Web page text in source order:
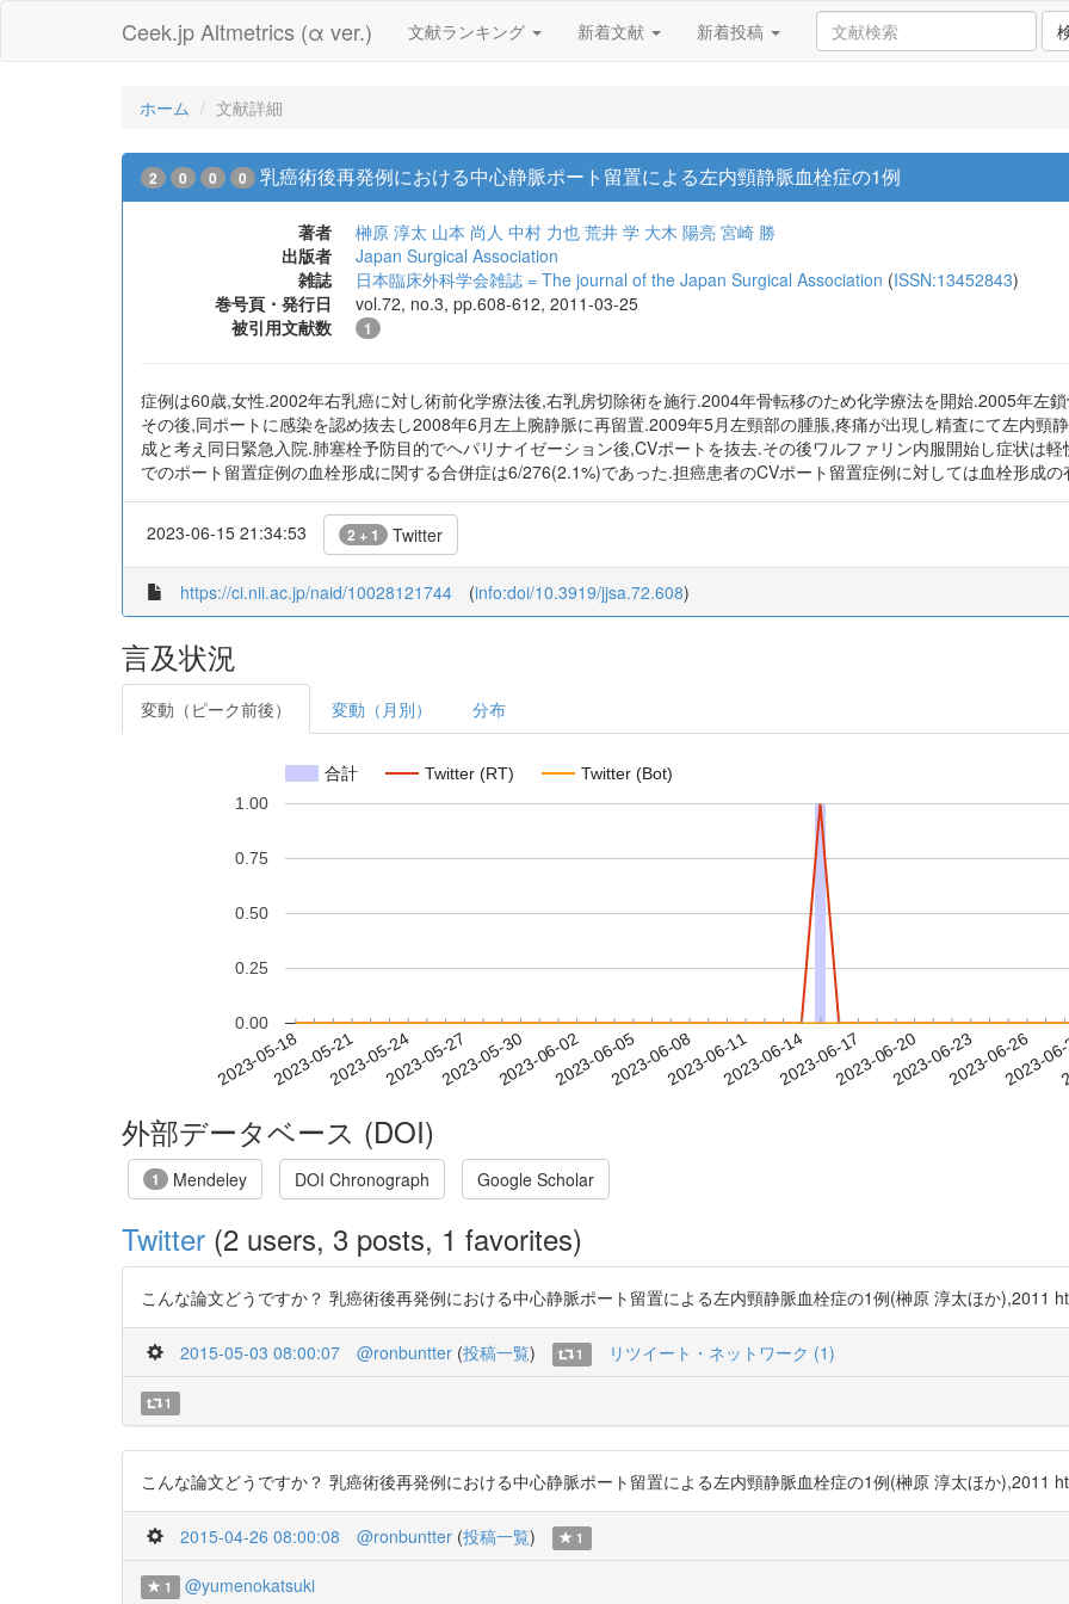
Ceek.jp Altmetrics (α ver.) 文献ランキング 新着文献 新着投稿
ホーム 文献詳細
2 0 0 0 乳癌術後再発例における中心静脈ポート留置による左内頸静脈血栓症の1例
著者 榊原 淳太 山本 尚人 中村 力也 荒井 学 大木 陽亮 宮崎 勝
出版者
Japan Surgical Association
雑誌
日本臨床外科学会雑誌 = The journal of the Japan Surgical Association (ISSN:13452843)
巻号頁・発行日
vol.72, no.3, pp.608-612, 2011-03-25
被引用文献数
1
症例は60歳,女性.2002年右乳癌に対し術前化学療法後,右乳房切除術を施行.2004年骨転移のため化学療法を開始.2005年左
その後,同ポートに感染を認め抜去し2008年6月左上腕静脈に再留置.2009年5月左頸部の腫脹,疼痛が出現し精査にて左内頸
成と考え同日緊急入院.肺塞栓予防目的でヘパリナイゼーション後,CVポートを抜去.その後ワルファリン内服開始し症状は
でのポート留置症例の血栓形成に関する合併症は6/276(2.1%)であった.担癌患者のCVポート留置症例に対しては血栓形成
2023-06-15 21:34:53 2 + 1 Twitter
https://ci.nii.ac.jp/naid/10028121744 (info:doi/10.3919/jjsa.72.608)
言及状況
変動（ピーク前後） 変動（月別） 分布
合計 Twitter (RT) Twitter (Bot)
2023-05-182023-05-212023-05-242023-05-272023-05-302023-06-022023-06-052023-06-082023-06-112023-06-142023-06-172023-06-202023-06-232023-06-26
2023-
0.00
0.25
0.50
0.75
1.00
外部データベース (DOI)
1 Mendeley DOI Chronograph Google Scholar
Twitter (2 users, 3 posts, 1 favorites)
こんな論文どうですか？ 乳癌術後再発例における中心静脈ポート留置による左内頸静脈血栓症の1例(榊原 淳太ほか),2011
2015-05-03 08:00:07 @ronbuntter (投稿一覧) 1 リツイート・ネットワーク (1)
1
こんな論文どうですか？ 乳癌術後再発例における中心静脈ポート留置による左内頸静脈血栓症の1例(榊原 淳太ほか),2011
2015-04-26 08:00:08 @ronbuntter (投稿一覧) 1
1 @yumenokatsuki